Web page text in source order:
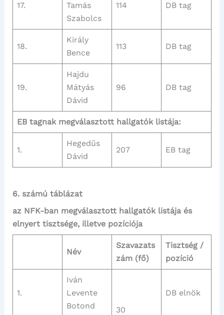
17.
Tamás
Szabolcs
114 DB tag
18.
Király
Bence
113 DB tag
19.
Hajdu
Mátyás
Dávid
96 DB tag
EB tagnak megválasztott hallgatók listája:
1.
Hegedűs
Dávid
207 EB tag
6. számú táblázat
az NFK-ban megválasztott hallgatók listája és
elnyert tisztsége, illetve pozíciója
Név
Szavazats
zám (fő)
Tisztség /
pozíció
1.
Iván
Levente
Botond
30
DB elnök